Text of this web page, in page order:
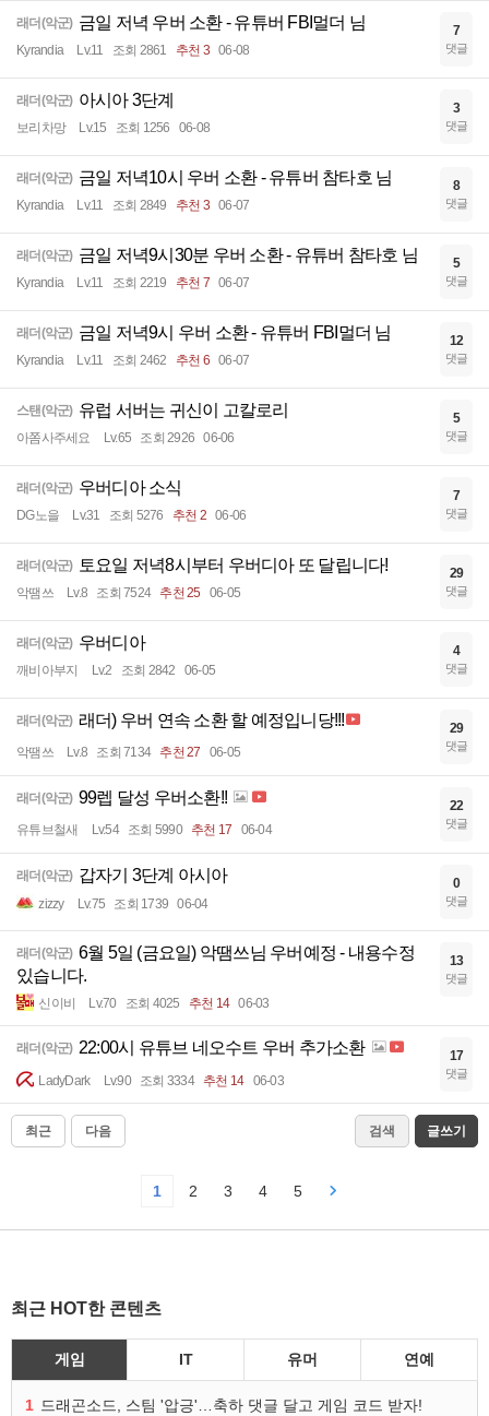
래더(악군) 금일 저녁 우버 소환 - 유튜버 FBI멀더 님
Kyrandia Lv.11 조회 2861 추천 3 06-08
7
댓글
래더(악군) 아시아 3단계
보리차망 Lv.15 조회 1256 06-08
3
댓글
래더(악군) 금일 저녁10시 우버 소환 - 유튜버 참타호 님
Kyrandia Lv.11 조회 2849 추천 3 06-07
8
댓글
래더(악군) 금일 저녁9시30분 우버 소환 - 유튜버 참타호 님
Kyrandia Lv.11 조회 2219 추천 7 06-07
5
댓글
래더(악군) 금일 저녁9시 우버 소환 - 유튜버 FBI멀더 님
Kyrandia Lv.11 조회 2462 추천 6 06-07
12
댓글
스탠(악군) 유럽 서버는 귀신이 고칼로리
아쫌사주세요 Lv.65 조회 2926 06-06
5
댓글
래더(악군) 우버디아 소식
DG노을 Lv.31 조회 5276 추천 2 06-06
7
댓글
래더(악군) 토요일 저녁8시부터 우버디아 또 달립니다!
악땜쓰 Lv.8 조회 7524 추천 25 06-05
29
댓글
래더(악군) 우버디아
깨비아부지 Lv.2 조회 2842 06-05
4
댓글
래더(악군) 래더) 우버 연속 소환 할 예정입니당!!!
악땜쓰 Lv.8 조회 7134 추천 27 06-05
29
댓글
래더(악군) 99렙 달성 우버소환!!
유튜브철새 Lv.54 조회 5990 추천 17 06-04
22
댓글
래더(악군) 갑자기 3단계 아시아
zizzy Lv.75 조회 1739 06-04
0
댓글
래더(악군) 6월 5일 (금요일) 악땜쓰님 우버예정 - 내용수정
있습니다.
신이비 Lv.70 조회 4025 추천 14 06-03
13
댓글
래더(악군) 22:00시 유튜브 네오수트 우버 추가소환
LadyDark Lv.90 조회 3334 추천 14 06-03
17
댓글
최근 다음 검색 글쓰기
1 2 3 4 5
최근 HOT한 콘텐츠
게임 IT 유머 연예
1 드래곤소드, 스팀 '압긍'…축하 댓글 달고 게임 코드 받자!